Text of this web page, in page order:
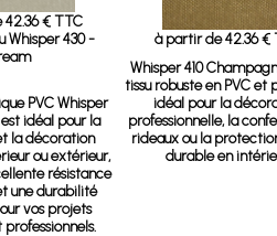
€ TTC
Whisper 430 -
PVC Whisper
idéal pour la
la décoration
ou extérieur,
résistance
une durabilité
vos projets
à partir de 42.36 €
Whisper 410
tissu robuste en PVC et
idéal pour la
professionnelle, la
rideaux ou la
durable en